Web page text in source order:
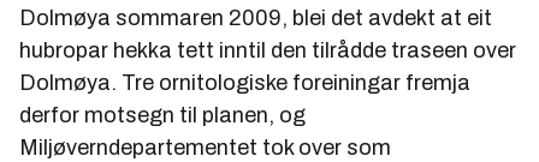
Dolmøya sommaren 2009, blei det avdekt at eit
hubropar hekka tett inntil den tilrådde traseen over
Dolmøya. Tre ornitologiske foreiningar fremja
derfor motsegn til planen, og
Miljøverndepartementet tok over som